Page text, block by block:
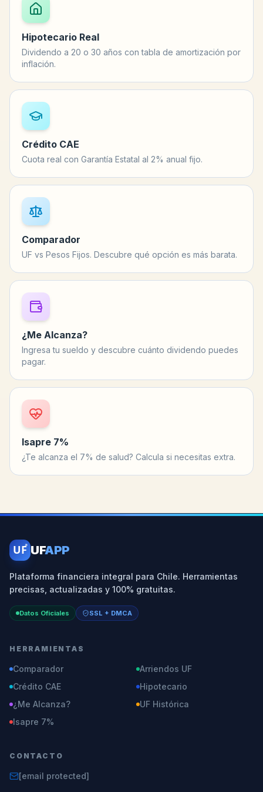
Hipotecario Real
Dividendo a 20 o 30 años con tabla de amortización por
inflación.
Crédito CAE
Cuota real con Garantía Estatal al 2% anual fijo.
Comparador
UF vs Pesos Fijos. Descubre qué opción es más barata.
¿Me Alcanza?
Ingresa tu sueldo y descubre cuánto dividendo puedes
pagar.
Isapre 7%
¿Te alcanza el 7% de salud? Calcula si necesitas extra.
UF UFAPP
Plataforma financiera integral para Chile. Herramientas
precisas, actualizadas y 100% gratuitas.
Datos Oficiales SSL + DMCA
HERRAMIENTAS
Comparador
Arriendos UF
Crédito CAE
Hipotecario
¿Me Alcanza?
UF Histórica
Isapre 7%
CONTACTO
[email protected]